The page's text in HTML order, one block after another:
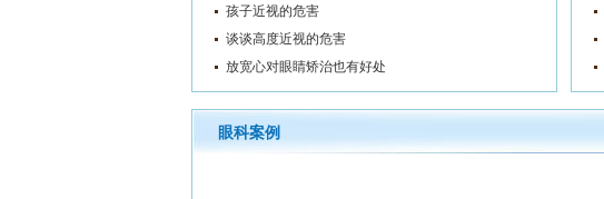
孩子近视的危害
谈谈高度近视的危害
放宽心对眼睛矫治也有好处
眼科案例